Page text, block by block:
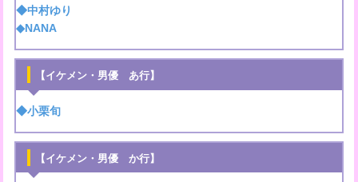
◆中村ゆり
◆NANA
【イケメン・男優 あ行】
◆小栗旬
【イケメン・男優 か行】